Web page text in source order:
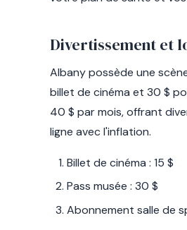
Divertissement et
Albany possède une
billet de cinéma et 30 $
40 $ par mois, offrant
ligne avec l'inflation.
Billet de cinéma : 15 $
Pass musée : 30 $
Abonnement salle de